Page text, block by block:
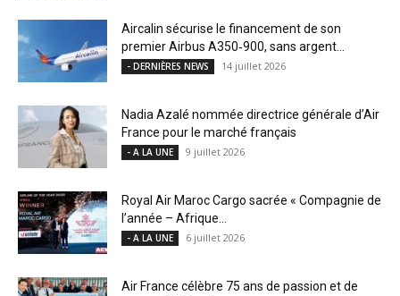
Aircalin sécurise le financement de son
premier Airbus A350‑900, sans argent...
- DERNIÈRES NEWS 14 juillet 2026
Nadia Azalé nommée directrice générale d’Air
France pour le marché français
- A LA UNE 9 juillet 2026
Royal Air Maroc Cargo sacrée « Compagnie de
l’année – Afrique...
- A LA UNE 6 juillet 2026
Air France célèbre 75 ans de passion et de